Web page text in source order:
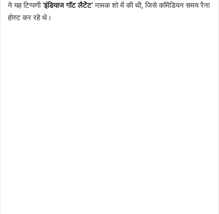
ने यह टिप्पणी‘इंडियाज गॉट लैटेंट’नामक शो में की थी, जिसे कॉमेडियन समय रैना
होस्ट कर रहे थे।